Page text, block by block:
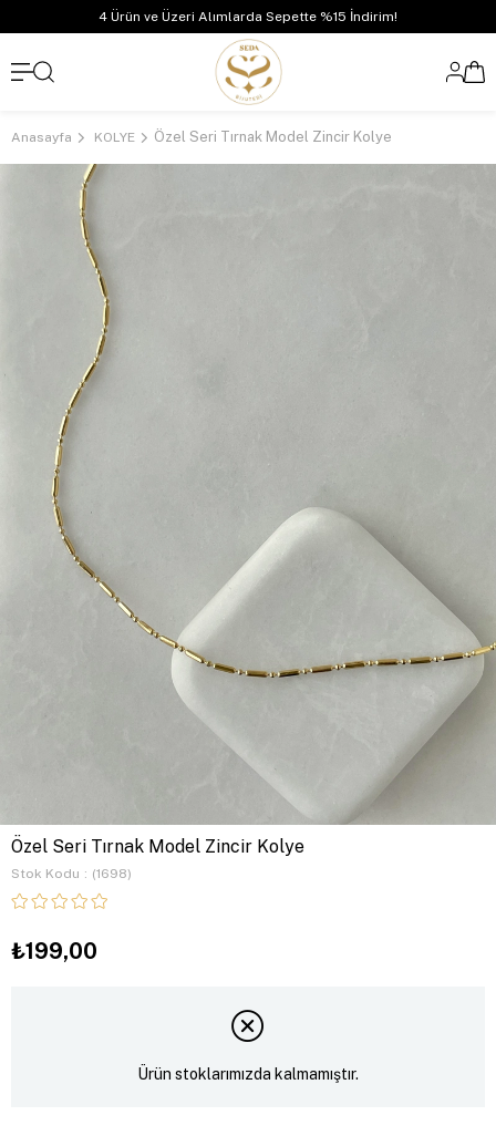
4 Ürün ve Üzeri Alımlarda Sepette %15 İndirim!
Anasayfa KOLYE Özel Seri Tırnak Model Zincir Kolye
Özel Seri Tırnak Model Zincir Kolye
Stok Kodu (1698)
₺199,00
Ürün stoklarımızda kalmamıştır.